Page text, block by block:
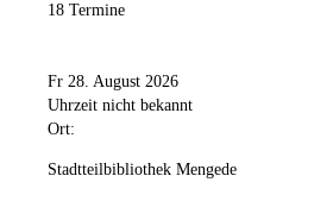
18 Termine
Fr 28. August 2026
Uhrzeit nicht bekannt
Ort:
Stadtteilbibliothek Mengede